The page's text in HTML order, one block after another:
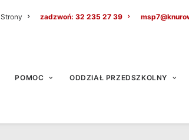
zadzwoń: 32 235 27 39
POMOC ODDZIAŁ PRZEDSZKOLNY